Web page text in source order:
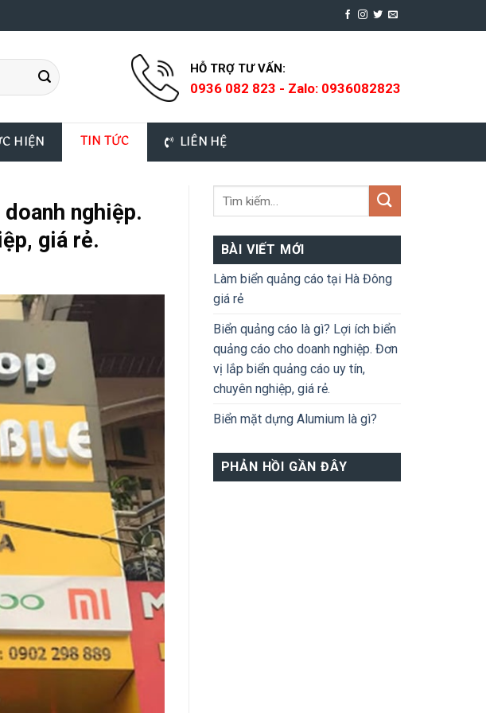
HỖ TRỢ TƯ VẤN:
0936 082 823 - Zalo: 0936082823
HIỆN TIN TỨC LIÊN HỆ
nghiệp.
giá rẻ.
BÀI VIẾT MỚI
Làm biển quảng cáo tại Hà Đông
giá rẻ
Biển quảng cáo là gì? Lợi ích biển
quảng cáo cho doanh nghiệp. Đơn
vị lắp biển quảng cáo uy tín,
chuyên nghiệp, giá rẻ.
Biển mặt dựng Alumium là gì?
PHẢN HỒI GẦN ĐÂY